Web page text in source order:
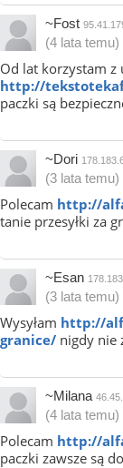
~Fost
(4 lata temu)
Od lat korzystam z
http://
paczki są
~Dori
(3 lata temu)
Polecam http://
tanie przesyłki za
~Esan
(3 lata temu)
Wysyłam http://
granice/ nigdy nie
~Milana
(4 lata temu)
Polecam http://
paczki zawsze są